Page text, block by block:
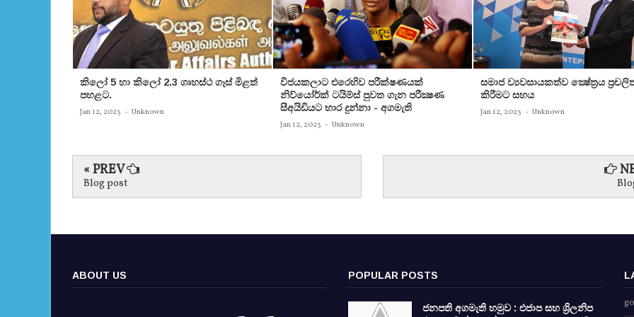
කිලෝ 5 හා කිලෝ 2.3 ගෘහස්ථ ගෑස් මිළත්
පහළට.
Jan 12, 2023 - Unknown
විජයකලාට එරෙහිව පරීක්‌ෂණයක්‌
නිව්යෝර්ක්‌ ටයිම්ස්‌ පුවත ගැන පරීක්‍ෂණ
සීඅයිඩියට භාර දුන්නා - අගමැති
Jan 12, 2023 - Unknown
සමාජ ව්‍යවසායකත්ව ක්‍ෂේත්‍රය
කිරීමට සහය
Jan 12, 2023 - Unknown
« PREV
Blog post
ABOUT US POPULAR POSTS
ජනපති අගමැති හමුව : එජාප සහ ශ්‍රිලනිප